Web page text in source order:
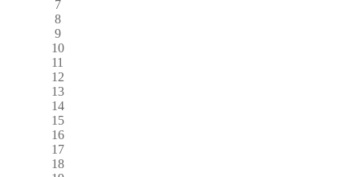
7
8
9
10
11
12
13
14
15
16
17
18